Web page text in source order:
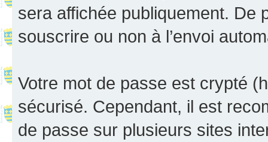
sera affichée publiquement. De
souscrire ou non à l’envoi
Votre mot de passe est crypté
sécurisé. Cependant, il est
de passe sur plusieurs sites